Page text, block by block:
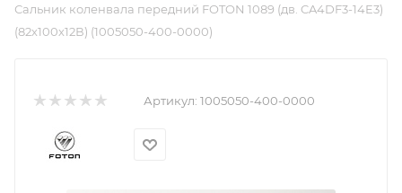
Сальник коленвала передний FOTON 1089 (дв. CA4DF3-14E3)
(82х100х12В) (1005050-400-0000)
Артикул: 1005050-400-0000